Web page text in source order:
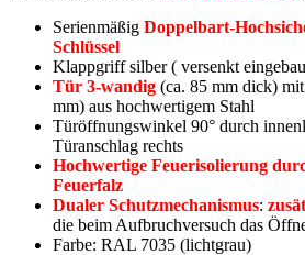
Serienmäßig Doppelbart-
Schlüssel
Klappgriff silber ( versenkt
Tür 3-wandig (ca. 85 mm dick)
mm) aus hochwertigem Stahl
Türöffnungswinkel 90° durch
Türanschlag rechts
Hochwertige Feuerisolierung
Feuerfalz
Dualer Schutzmechanismus:
die beim Aufbruchversuch das
Farbe: RAL 7035 (lichtgrau)